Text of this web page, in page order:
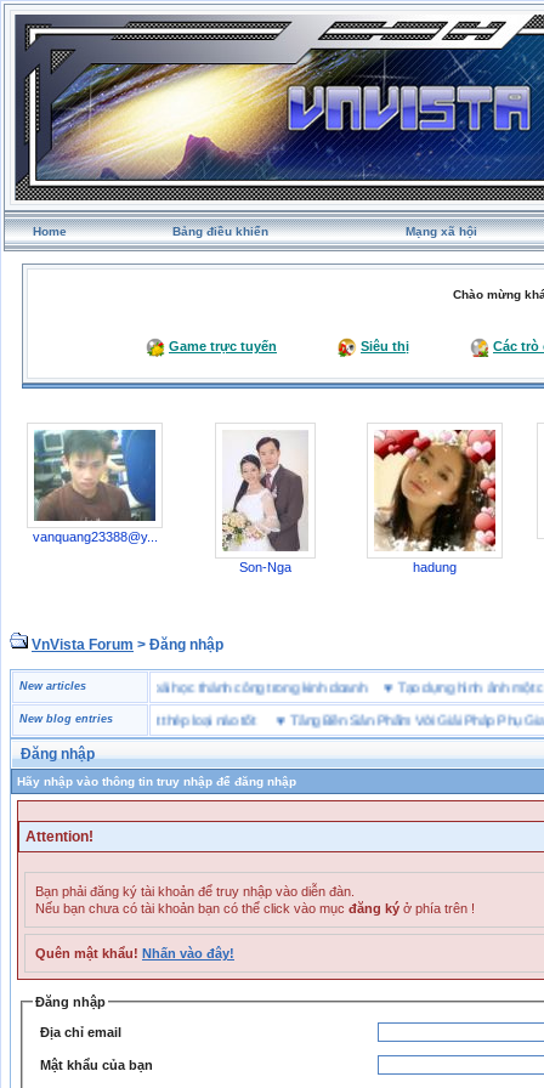
Home Bảng điều khiển Mạng xã hội
Chào mừng
Game trực tuyến Siêu thị Các trò
vanquang23388@y...
Son-Nga hadung
VnVista Forum > Đăng nhập
New articles
biệt” của Microsoft ♥4 bài học thành công trong kinh doanh♥Tạo dựng hình ảnh
New blog entries
hộ lót Kevlar và lót thép loại nào tốt♥ Tăng Bền Sản Phẩm Với Giải Pháp Phụ Gia
Đăng nhập
Hãy nhập vào thông tin truy nhập để đăng nhập
Attention!
Bạn phải đăng ký tài khoản để truy nhập vào diễn đàn.
Nếu bạn chưa có tài khoản bạn có thể click vào mục đăng ký ở phía trên !
Quên mật khẩu! Nhấn vào đây!
Đăng nhập
Địa chỉ email
Mật khẩu của bạn